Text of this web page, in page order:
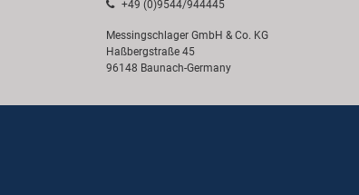
+49 (0)9544/944445
Messingschlager GmbH & Co. KG
Haßbergstraße 45
96148 Baunach-Germany